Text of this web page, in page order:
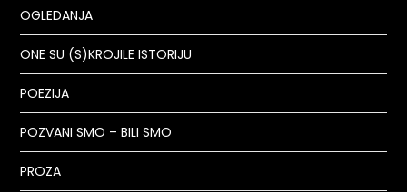
OGLEDANJA
ONE SU (S)KROJILE ISTORIJU
POEZIJA
POZVANI SMO – BILI SMO
PROZA